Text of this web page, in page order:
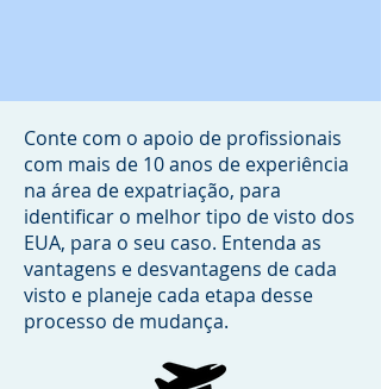
Conte com o apoio de profissionais
com mais de 10 anos de experiência
na área de expatriação, para
identificar o melhor tipo de visto dos
EUA, para o seu caso. Entenda as
vantagens e desvantagens de cada
visto e planeje cada etapa desse
processo de mudança.